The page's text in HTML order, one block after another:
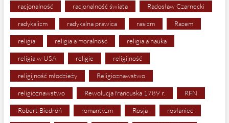
racjonalność racjonalność świata Radosław Czarnecki
radykalizm radykalna prawica rasizm Razem
religia religia a moralność religia a nauka
religia w USA religie religijność
religijność młodzieży Religioznawstwo
religioznawstwo Rewolucja francuska 1789 r. RFN
Robert Biedroń romantyzm Rosja rosłaniec